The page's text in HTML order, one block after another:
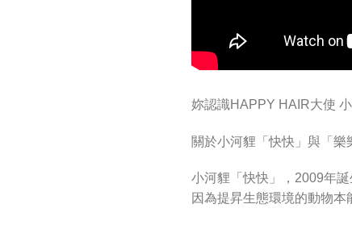
妳認識HAPPY HAIR大使
關於小河貍「快快」與「樂
小河貍「快快」，2009年
因為提昇生態環境的動物本